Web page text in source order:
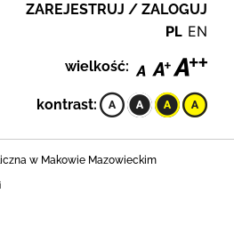
ZAREJESTRUJ / ZALOGUJ
PL EN
wielkość:
kontrast:
w Makowie Mazowieckim